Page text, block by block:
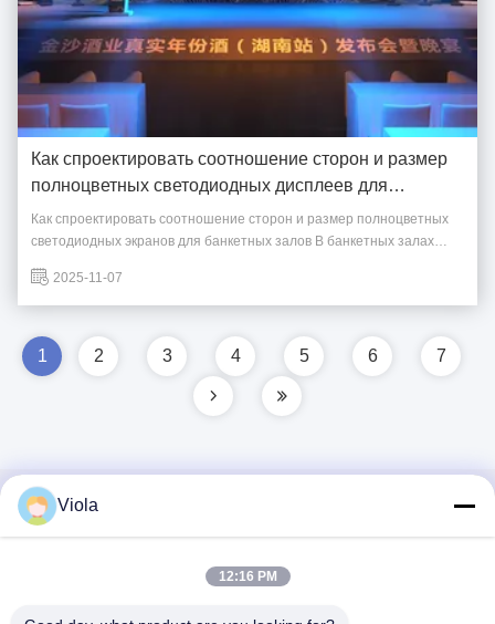
Как спроектировать соотношение сторон и размер
полноцветных светодиодных дисплеев для
банкетных залов
Как спроектировать соотношение сторон и размер полноцветных
светодиодных экранов для банкетных залов В банкетных залах
учитывать визуальную эстетику и функциональные требования.
Рекомендуется использовать золотое сечение 16:9 в качестве
2025-11-07
1 2 3 4 5 6 7
Быстрый контакт
Viola
12:16 PM